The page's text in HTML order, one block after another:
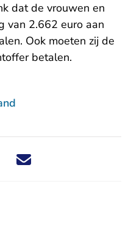
dat de vrouwen en
van 2.662 euro aan
Ook moeten zij de
betalen.
dit nieuwsbericht via X -
Deel dit nieuwsbericht via
Deel dit nieuwsbericht
Deel dit